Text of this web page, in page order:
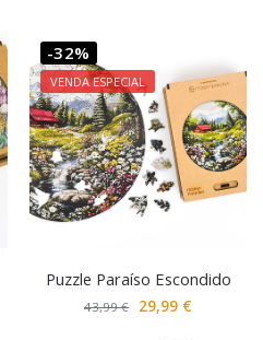
-32%
VENDA ESPECIAL
Puzzle Paraíso Escondido
43,99€ 29,99 €